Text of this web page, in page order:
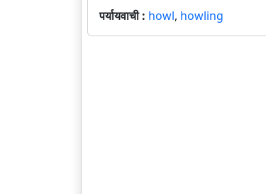
पर्यायवाची : howl, howling